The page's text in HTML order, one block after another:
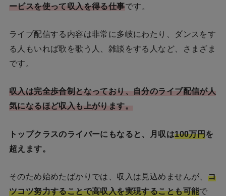
ービスを使って収入を得る仕事です。
ライブ配信する内容は非常に多岐にわたり、ダンスをす
る人もいれば歌を歌う人、雑談をする人など、さまざま
です。
収入は完全歩合制となっており、自分のライブ配信が人
気になるほど収入も上がります。
トップクラスのライバーにもなると、月収は100万円を
超えます。
そのため始めたばかりでは、収入は見込めませんが、 コ
ツコツ努力することで高収入を実現することも可能で